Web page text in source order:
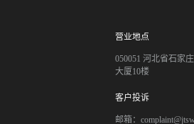
营业地点
050051 河北省石家
大厦10楼
客户投诉
邮箱：